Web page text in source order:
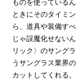
ものを使っている
ときにそのタイミ
ら、道具や装備す
じゃ誤魔化せない
リック〉のサング
うサングラス業界
カットしてくれる